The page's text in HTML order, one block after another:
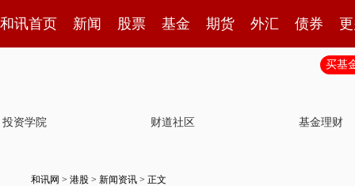
和讯首页 新闻 股票 基金 期货 外汇 债券
投资学院 财道社区 基金理财
买基
和讯网 > 港股 > 新闻资讯 > 正文